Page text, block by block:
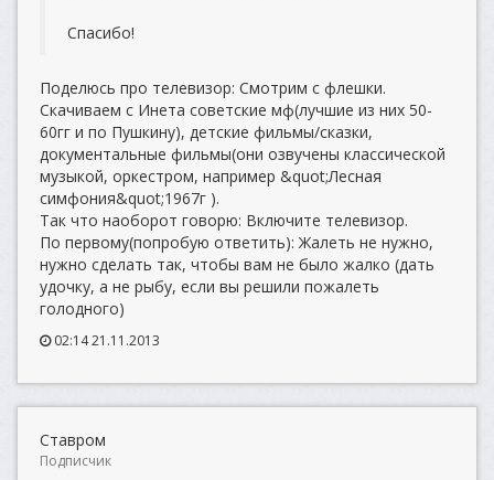
Спасибо!
Поделюсь про телевизор: Смотрим с флешки.
Скачиваем с Инета советские мф(лучшие из них 50-
60гг и по Пушкину), детские фильмы/сказки,
документальные фильмы(они озвучены классической
музыкой, оркестром, например &quot;Лесная
симфония&quot;1967г ).
Так что наоборот говорю: Включите телевизор.
По первому(попробую ответить): Жалеть не нужно,
нужно сделать так, чтобы вам не было жалко (дать
удочку, а не рыбу, если вы решили пожалеть
голодного)
02:14 21.11.2013
Ставром
Подписчик